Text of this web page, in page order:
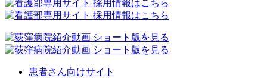
患者さん向けサイト